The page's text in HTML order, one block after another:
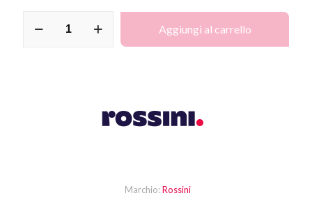
Serio
Aggiungi al carrello
Marchio:Rossini